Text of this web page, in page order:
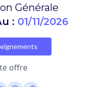
Générale
: 01/11/2026
offre